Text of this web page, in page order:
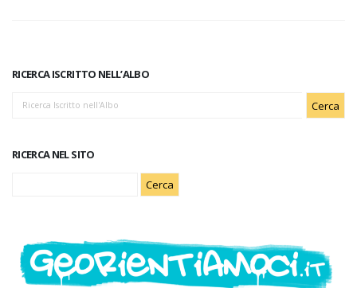
RICERCA ISCRITTO NELL’ALBO
RICERCA NEL SITO